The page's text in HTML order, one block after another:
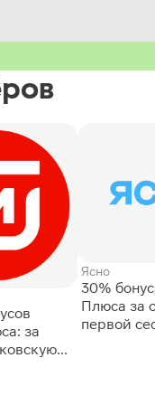
за
Ясно
30%
Плюса за
первой